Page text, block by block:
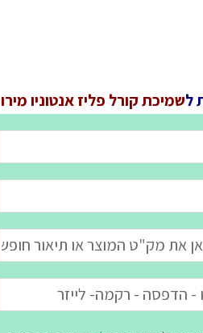
לשמיכת קורל פליז אנטוניו מירו